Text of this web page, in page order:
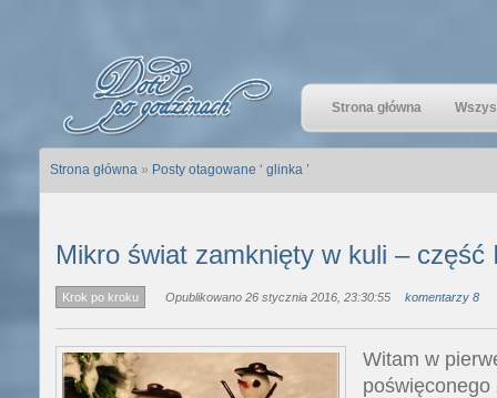
Strona główna
Strona główna» Posty otagowane ‘ glinka ’
Mikro świat zamknięty w kuli – część
Krok po kroku Opublikowano 26 stycznia 2016, 23:30:55 komentarzy 8
Witam w